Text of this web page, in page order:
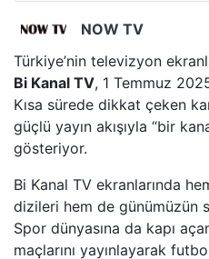
NOW TV
BEYAZ TV
SHOW TV
A2 TV
TEVE2
Türkiye’nin televizyon
Bi Kanal TV, 1 Temmuz
Kısa sürede dikkat çeken
güçlü yayın akışıyla “bir
gösteriyor.
Bi Kanal TV ekranlarında
dizileri hem de günümüzün
Spor dünyasına da kapı
maçlarını yayınlayarak